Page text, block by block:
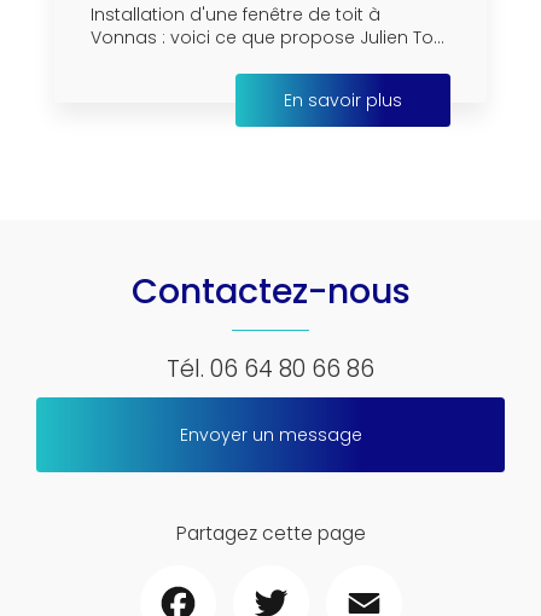
Installation d'une fenêtre de toit à
Vonnas : voici ce que propose Julien To...
En savoir plus
Contactez-nous
Tél. 06 64 80 66 86
Envoyer un message
Partagez cette page